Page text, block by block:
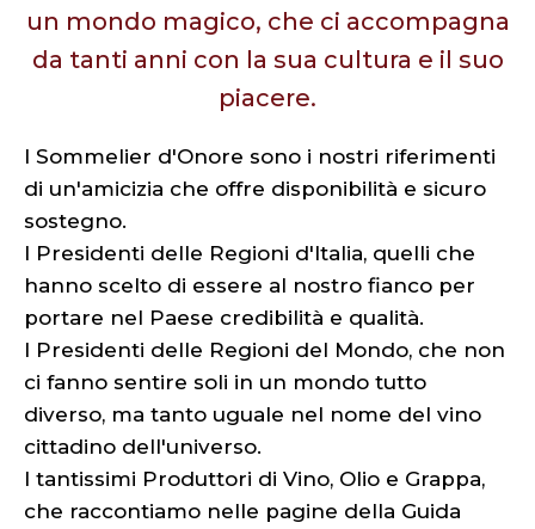
un mondo magico, che ci accompagna
da tanti anni con la sua cultura e il suo
piacere.
I Sommelier d'Onore sono i nostri riferimenti
di un'amicizia che offre disponibilità e sicuro
sostegno.
I Presidenti delle Regioni d'Italia, quelli che
hanno scelto di essere al nostro fianco per
portare nel Paese credibilità e qualità.
I Presidenti delle Regioni del Mondo, che non
ci fanno sentire soli in un mondo tutto
diverso, ma tanto uguale nel nome del vino
cittadino dell'universo.
I tantissimi Produttori di Vino, Olio e Grappa,
che raccontiamo nelle pagine della Guida